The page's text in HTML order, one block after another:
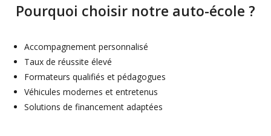
Pourquoi choisir notre auto-école ?
Accompagnement personnalisé
Taux de réussite élevé
Formateurs qualifiés et pédagogues
Véhicules modernes et entretenus
Solutions de financement adaptées